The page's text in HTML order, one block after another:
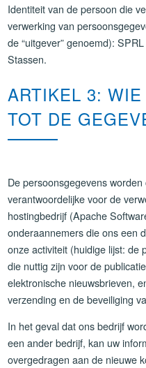
Identiteit van de persoon die
verwerking van
de “uitgever” genoemd):
Stassen.
ARTIKEL 3:
TOT DE
De persoonsgegevens
verantwoordelijke voor de
hostingbedrijf (Apache
onderaannemers die ons een
onze activiteit (huidige lijst: de
die nuttig zijn voor de
elektronische nieuwsbrieven,
verzending en de beveiliging
In het geval dat ons bedrijf
een ander bedrijf, kan uw
overgedragen aan de nieuwe